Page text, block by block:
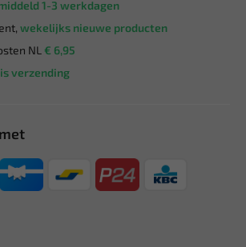
1-3 werkdagen
wekelijks nieuwe producten
NL € 6,95
verzending